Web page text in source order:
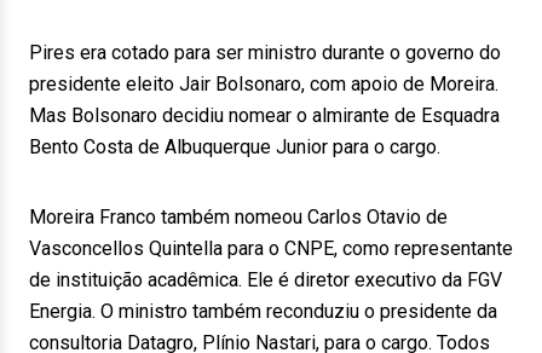
Pires era cotado para ser ministro durante o governo do
presidente eleito Jair Bolsonaro, com apoio de Moreira.
Mas Bolsonaro decidiu nomear o almirante de Esquadra
Bento Costa de Albuquerque Junior para o cargo.
Moreira Franco também nomeou Carlos Otavio de
Vasconcellos Quintella para o CNPE, como representante
de instituição acadêmica. Ele é diretor executivo da FGV
Energia. O ministro também reconduziu o presidente da
consultoria Datagro, Plínio Nastari, para o cargo. Todos